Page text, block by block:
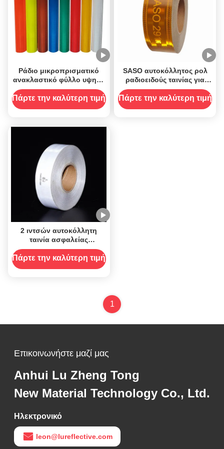
Ράδιο μικροπρισματικό
ανακλαστικό φύλλο υψηλή
ορατότητα
Πάρτε την καλύτερη τιμή
SASO αυτοκόλλητος ρολ
ραδιοειδούς ταινίας για
βαριά οχήματα
Πάρτε την καλύτερη τιμή
2 ιντσών αυτοκόλλητη
ταινία ασφαλείας
ραδιοειδούς ρολ ECE για
οχήματα
Πάρτε την καλύτερη τιμή
1
Επικοινωνήστε μαζί μας
Anhui Lu Zheng Tong
New Material Technology Co., Ltd.
Ηλεκτρονικό
leon@lureflective.com